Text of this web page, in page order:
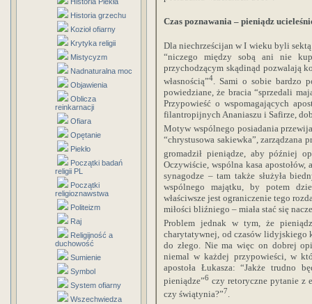
Historia grzechu
Kozioł ofiarny
Krytyka religii
Mistycyzm
Nadnaturalna moc
Objawienia
Oblicza
reinkarnacji
Ofiara
Opętanie
Piekło
Początki badań
religii PL
Początki
religioznawstwa
Politeizm
Raj
Religijność a
duchowość
Sumienie
Symbol
System ofiarny
Wszechwiedza
Czas poznawania – pieniądz
Dla niechrześcijan w I wieku byli
“niczego między sobą ani nie
przychodzącym skądinąd pozwalają
własnością”4. Sami o sobie bardzo
powiedziane, że bracia “sprzedali
Przypowieść o wspomagających
filantropijnych Ananiaszu i Safirze,
Motyw wspólnego posiadania
“chrystusowa sakiewka”, zarządzana
gromadził pieniądze, aby później
Oczywiście, wspólna kasa
synagodze – tam także służyła
wspólnego majątku, by potem
właściwsze jest ograniczenie tego
miłości bliźniego – miała stać się
Problem jednak w tym, że
charytatywnej, od czasów lidyjskiego
do złego. Nie ma więc on dobrej
niemal w każdej przypowieści, w
apostoła Łukasza: “Jakże trudno
pieniądze”6 czy retoryczne pytanie z
czy świątynia?”7.